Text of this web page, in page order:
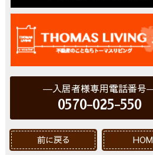
入居者様専用電話番号
0570-025-550
前に戻る